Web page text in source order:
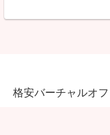
格安バーチャルオ